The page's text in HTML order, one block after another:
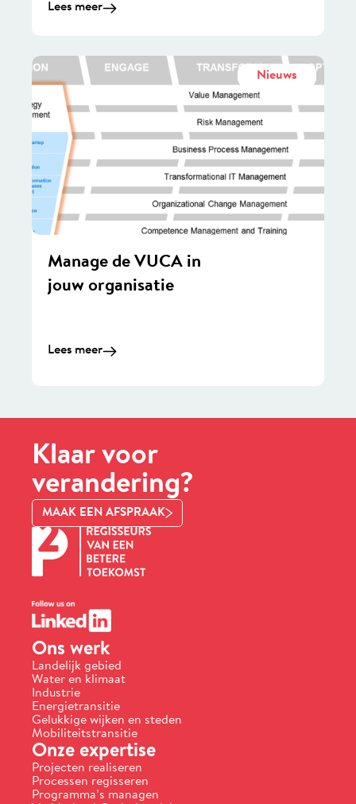
Lees meer
Nieuws
Manage de VUCA in
jouw organisatie
Lees meer
Klaar voor
verandering?
MAAK EEN AFSPRAAK
Ons werk
Landelijk gebied
Water en klimaat
Industrie
Energietransitie
Gelukkige wijken en steden
Mobiliteitstransitie
Onze expertise
Projecten realiseren
Processen regisseren
Programma’s managen